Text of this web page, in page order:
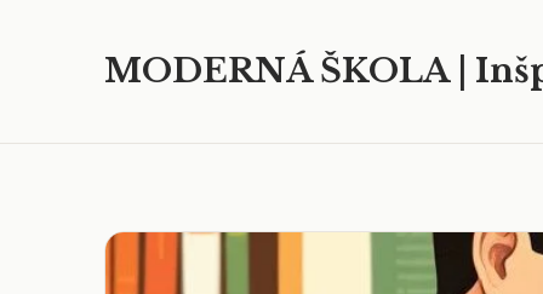
MODERNÁ ŠKOLA |